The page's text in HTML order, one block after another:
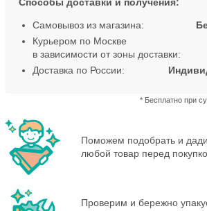
Самовывоз из магазина:
Курьером по Москве
в зависимости от зоны доставки:
* Бесплатно при
Доставка по России:
Поможем подобрать и
любой товар перед
Проверим и бережно